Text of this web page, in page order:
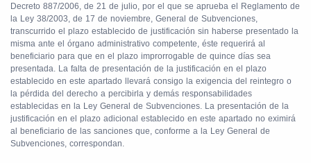
Decreto 887/2006, de 21 de julio, por el que se aprueba el Reglamento de
la Ley 38/2003, de 17 de noviembre, General de Subvenciones,
transcurrido el plazo establecido de justificación sin haberse presentado la
misma ante el órgano administrativo competente, éste requerirá al
beneficiario para que en el plazo improrrogable de quince días sea
presentada. La falta de presentación de la justificación en el plazo
establecido en este apartado llevará consigo la exigencia del reintegro o
la pérdida del derecho a percibirla y demás responsabilidades
establecidas en la Ley General de Subvenciones. La presentación de la
justificación en el plazo adicional establecido en este apartado no eximirá
al beneficiario de las sanciones que, conforme a la Ley General de
Subvenciones, correspondan.